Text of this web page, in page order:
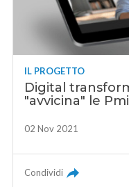
IL PROGETTO
Digital
"avvicina" le
02 Nov 2021
Condividi